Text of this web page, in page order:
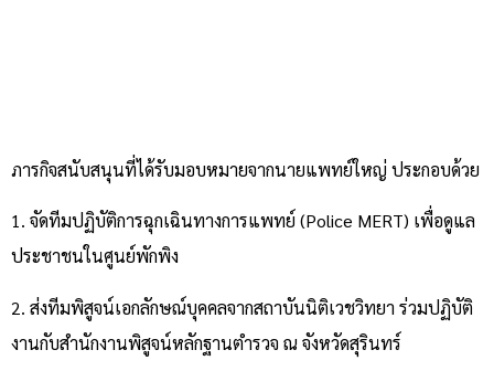
ภารกิจสนับสนุนที่ได้รับมอบหมายจากนายแพทย์ใหญ่ ประกอบด้วย
1. จัดทีมปฏิบัติการฉุกเฉินทางการแพทย์ (Police MERT) เพื่อดูแล
ประชาชนในศูนย์พักพิง
2. ส่งทีมพิสูจน์เอกลักษณ์บุคคลจากสถาบันนิติเวชวิทยา ร่วมปฏิบัติ
งานกับสำนักงานพิสูจน์หลักฐานตำรวจ ณ จังหวัดสุรินทร์